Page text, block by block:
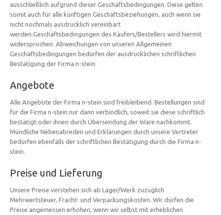
ausschließlich aufgrund dieser Geschäftsbedingungen. Diese gelten
somit auch für alle künftigen Geschäftsbeziehungen, auch wenn sie
nicht nochmals ausdrücklich vereinbart
werden.Geschäftsbedingungen des Käufers/Bestellers wird hiermit
widersprochen. Abweichungen von unseren Allgemeinen
Geschäftsbedingungen bedürfen der ausdrücklichen schriftlichen
Bestätigung der Firma n-stein.
Angebote
Alle Angebote der Firma n-stein sind freibleibend. Bestellungen sind
für die Firma n-stein nur dann verbindlich, soweit sie diese schriftlich
bestätigt oder ihnen durch Übersendung der Ware nachkommt.
Mündliche Nebenabreden und Erklärungen durch unsere Vertreter
bedürfen ebenfalls der schriftlichen Bestätigung durch die Firma n-
stein.
Preise und Lieferung
Unsere Preise verstehen sich ab Lager/Werk zuzüglich
Mehrwertsteuer, Fracht- und Verpackungskosten. Wir dürfen die
Preise angemessen erhöhen, wenn wir selbst mit erheblichen